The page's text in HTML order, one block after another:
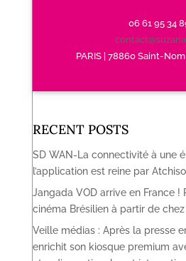
06 61 95 34
PARIS | 78860 Saint-
RECENT POSTS
SD WAN-La connectivité à une
l’application est reine par
Jangada VOD arrive en France !
cinéma Brésilien à partir de chez
Veille médias : Après la presse
enrichit son kiosque premium